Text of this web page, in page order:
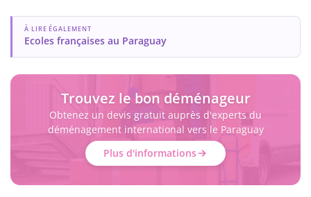
À LIRE ÉGALEMENT
Ecoles françaises au Paraguay
Trouvez le bon déménageur
Obtenez un devis gratuit auprès d'experts du
déménagement international vers le Paraguay
Plus d'informations